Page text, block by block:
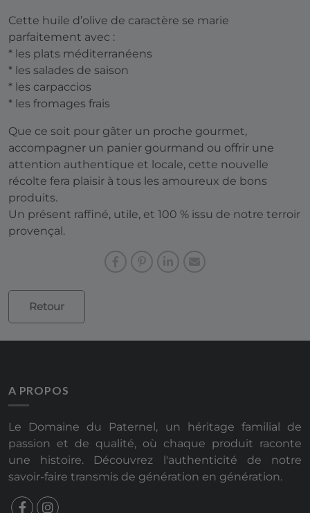
Cette huile d’olive de caractère se marie
parfaitement avec :
* les plats méditerranéens
* les salades de saison
* les carpaccios
* les fromages frais
Que ce soit pour gâter un proche gourmet,
accompagner un panier gourmand ou offrir une
attention authentique et locale, cette nouvelle
récolte fera plaisir à tous les amoureux de bons
produits.
Un présent raffiné, utile, et 100 % issu de notre terroir
provençal.
Retour
A PROPOS
Le Domaine du Paternel, un héritage familial de
passion et de qualité, où chaque produit raconte
une histoire. Découvrez l'authenticité de notre
savoir-faire transmis de génération en génération.